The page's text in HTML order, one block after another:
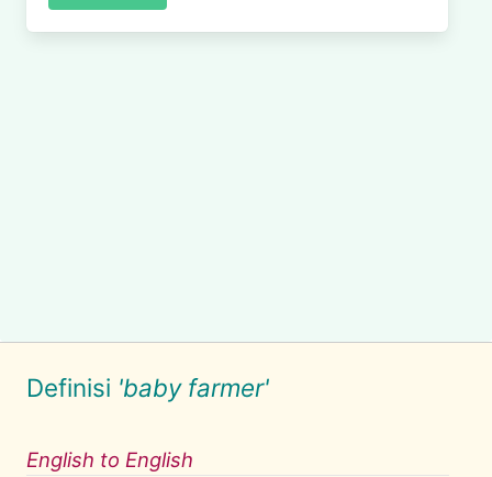
Definisi 'baby farmer'
English to English